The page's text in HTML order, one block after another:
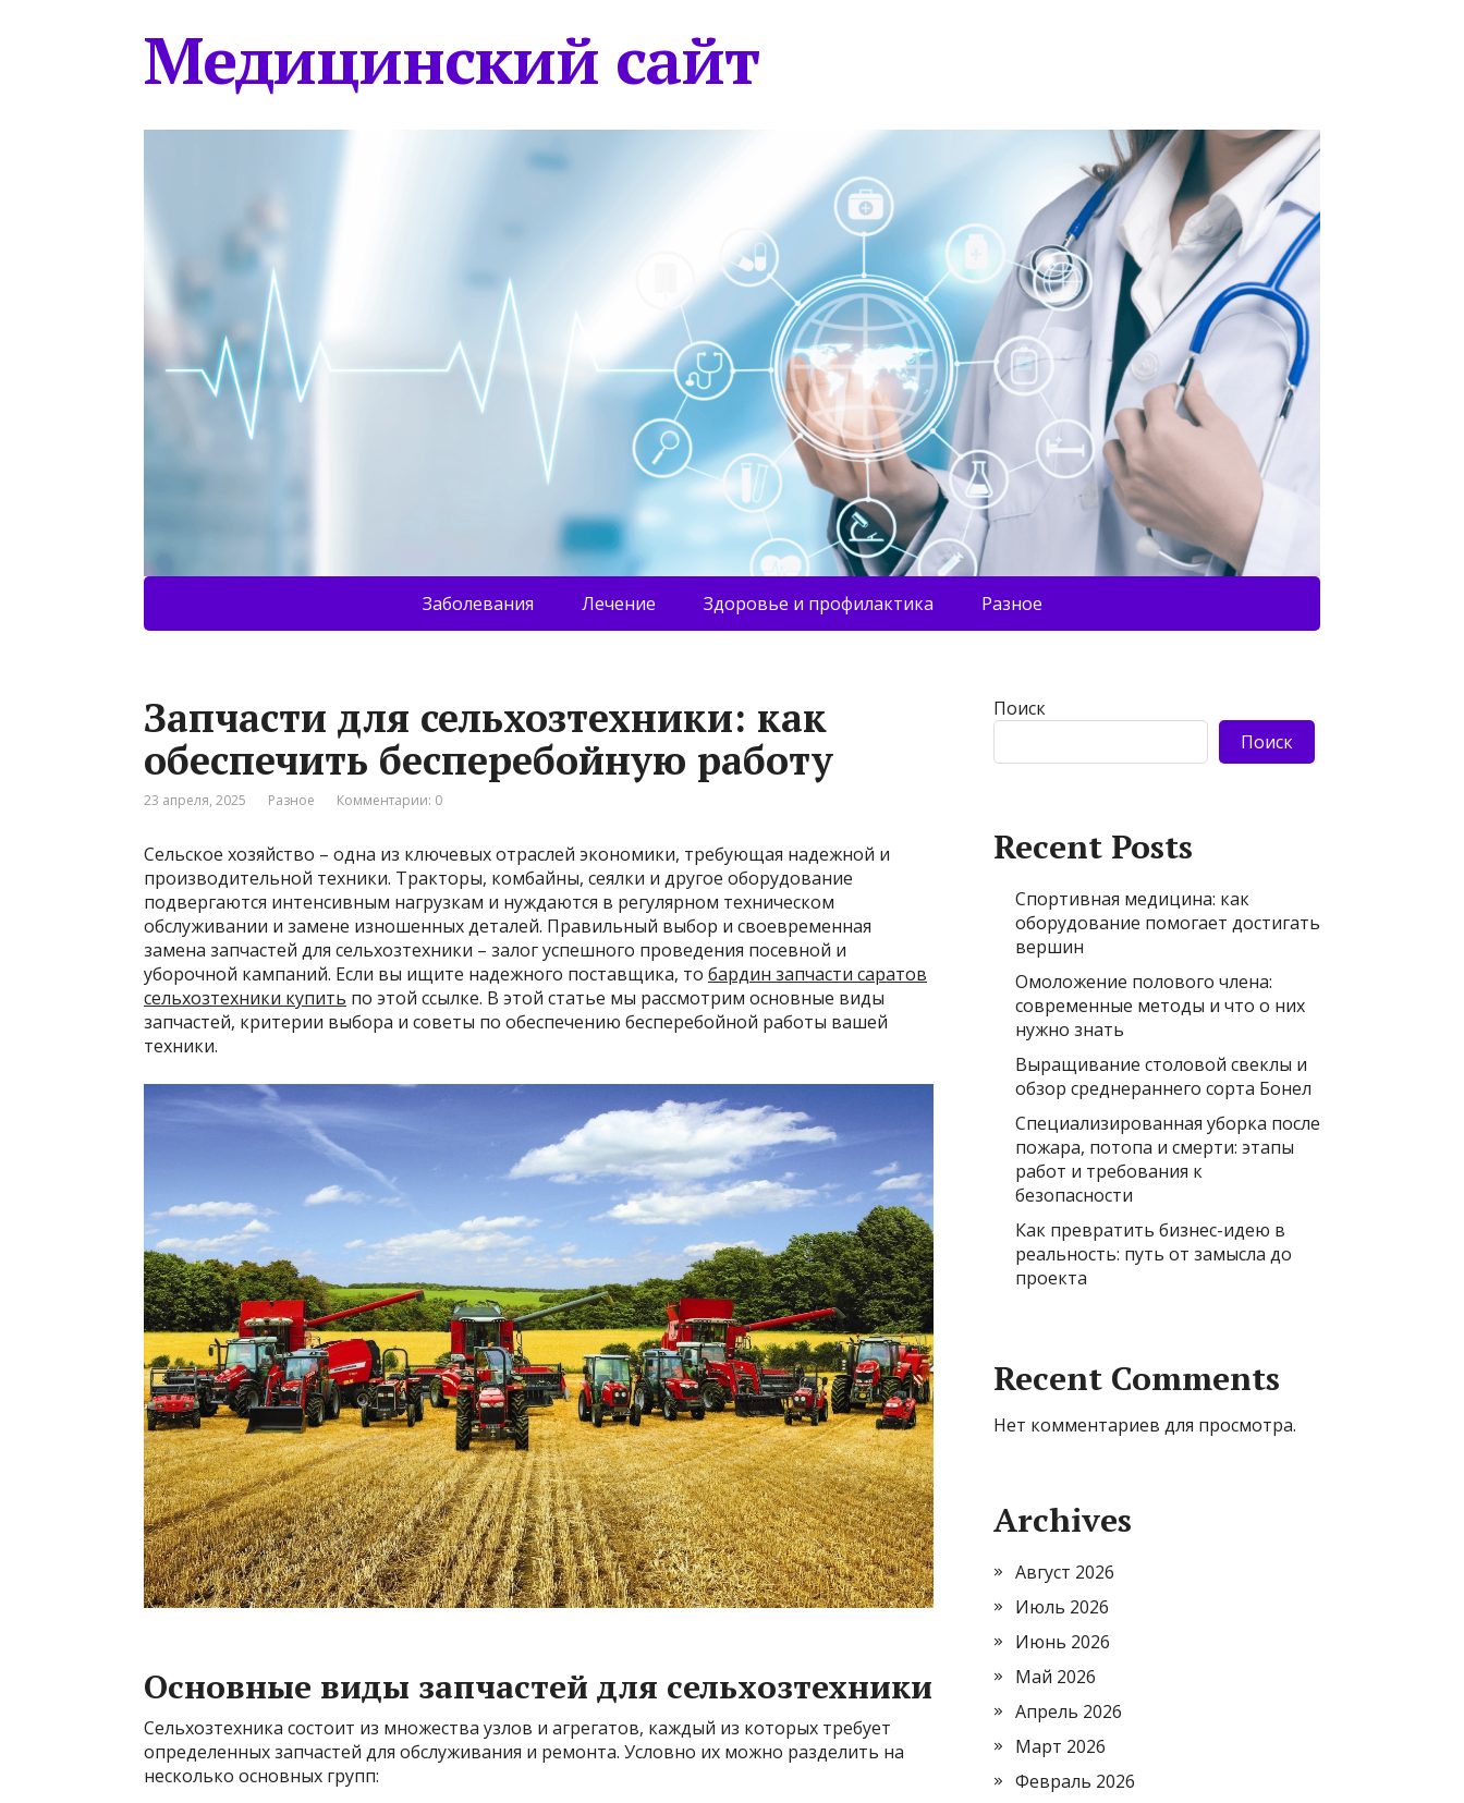
Медицинский сайт
Заболевания Лечение Здоровье и профилактика Разное
Запчасти для сельхозтехники: как
обеспечить бесперебойную работу
23 апреля, 2025 Разное Комментарии: 0
Сельское хозяйство – одна из ключевых отраслей экономики, требующая надежной и
производительной техники. Тракторы, комбайны, сеялки и другое оборудование
подвергаются интенсивным нагрузкам и нуждаются в регулярном техническом
обслуживании и замене изношенных деталей. Правильный выбор и своевременная
замена запчастей для сельхозтехники – залог успешного проведения посевной и
уборочной кампаний. Если вы ищите надежного поставщика, то бардин запчасти саратов
сельхозтехники купить по этой ссылке. В этой статье мы рассмотрим основные виды
запчастей, критерии выбора и советы по обеспечению бесперебойной работы вашей
техники.
Основные виды запчастей для сельхозтехники
Сельхозтехника состоит из множества узлов и агрегатов, каждый из которых требует
определенных запчастей для обслуживания и ремонта. Условно их можно разделить на
несколько основных групп:
Поиск
Поиск
Recent Posts
Спортивная медицина: как
оборудование помогает достигать
вершин
Омоложение полового члена:
современные методы и что о них
нужно знать
Выращивание столовой свеклы и
обзор среднераннего сорта Бонел
Специализированная уборка после
пожара, потопа и смерти: этапы
работ и требования к
безопасности
Как превратить бизнес-идею в
реальность: путь от замысла до
проекта
Recent Comments
Нет комментариев для просмотра.
Archives
Август 2026
Июль 2026
Июнь 2026
Май 2026
Апрель 2026
Март 2026
Февраль 2026